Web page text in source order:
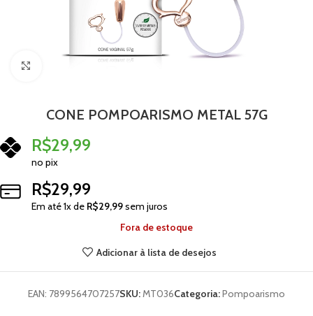
CONE POMPOARISMO METAL 57G
R$29,99
no pix
R$29,99
Em até1x de R$29,99sem juros
Fora de estoque
Adicionar à lista de desejos
EAN: 7899564707257SKU:MT036Categoria:Pompoarismo